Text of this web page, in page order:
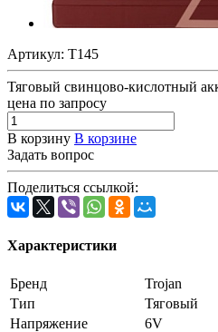
Артикул: T145
Тяговый свинцово-кислотный
цена по запросу
В корзину В корзине
Задать вопрос
Поделиться ссылкой:
Характеристики
Бренд
Trojan
Тип
Тяговый
Напряжение
6V